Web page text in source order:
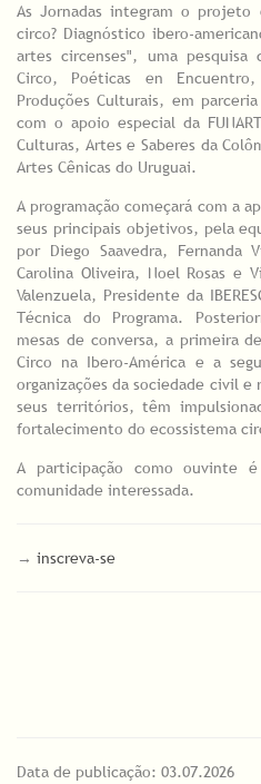
As Jornadas integram o projeto
circo? Diagnóstico ibero-
artes circenses", uma pesquisa
Circo, Poéticas en
Produções Culturais, em parceria
com o apoio especial da
Culturas, Artes e Saberes da
Artes Cênicas do Uruguai.
A programação começará com a
seus principais objetivos, pela
por Diego Saavedra,
Carolina Oliveira, Noel Rosas e
Valenzuela, Presidente da
Técnica do Programa.
mesas de conversa, a primeira
Circo na Ibero-América e a
organizações da sociedade civil
seus territórios, têm
fortalecimento do ecossistema
A participação como ouvinte
comunidade interessada.
→ inscreva-se
Data de publicação: 03.07.2026